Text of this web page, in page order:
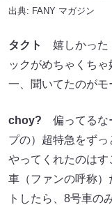
出典: FANY マガジン
タクト
嬉しかった
ックがめちゃくち
一、聞いてたのがモ
choy? 偏ってるな
プの）超特急をず
やってくれたのは
車（ファンの呼称
トしたら、8号車の